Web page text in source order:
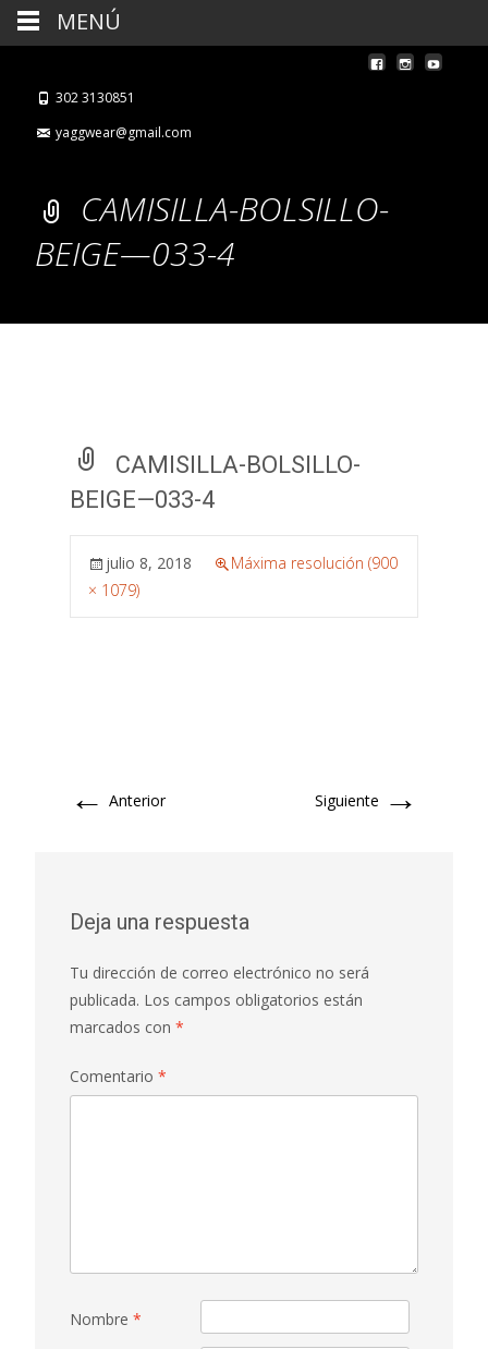
302 3130851
yaggwear@gmail.com
CAMISILLA-BOLSILLO-
BEIGE—033-4
CAMISILLA-BOLSILLO-
BEIGE—033-4
julio 8, 2018
Máxima resolución (900
× 1079)
← Anterior Siguiente →
Deja una respuesta
Tu dirección de correo electrónico no será
publicada. Los campos obligatorios están
marcados con *
Comentario *
Nombre *
MENÚ